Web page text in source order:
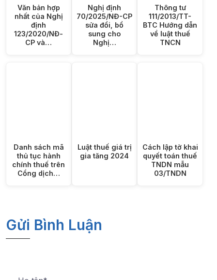
Văn bản hợp
nhất của Nghị
định
123/2020/NĐ-
CP và…
Nghị định
70/2025/NĐ-CP
sửa đổi, bổ
sung cho
Nghị…
Thông tư
111/2013/TT-
BTC Hướng dẫn
về luật thuế
TNCN
Danh sách mã
thủ tục hành
chính thuế trên
Cổng dịch…
Luật thuế giá trị
gia tăng 2024
Cách lập tờ khai
quyết toán thuế
TNDN mẫu
03/TNDN
Gửi Bình Luận